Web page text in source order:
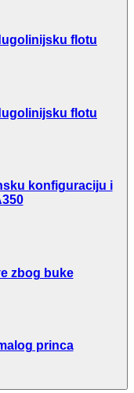
flotu
flotu
konfiguraciju i
zbog buke
princa